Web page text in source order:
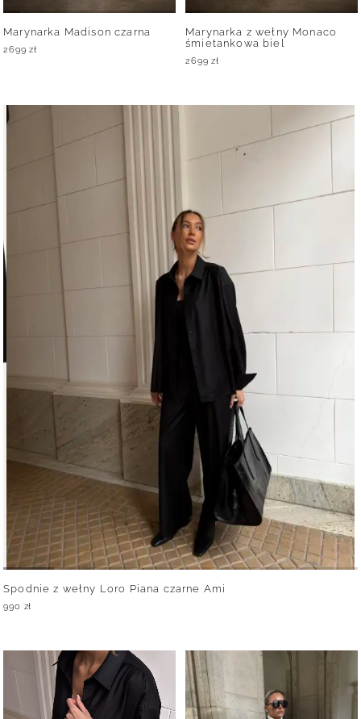
Marynarka Madison czarna
2699zł
Marynarka z wełny Monaco
śmietankowa biel
2699zł
Spodnie z wełny Loro Piana czarne Ami
990 zł